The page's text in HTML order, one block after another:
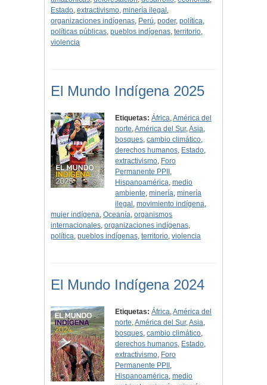
Estado, extractivismo, minería ilegal ,
organizaciones indígenas, Perú, poder, política,
políticas públicas, pueblos indígenas, territorio,
violencia
El Mundo Indígena 2025
Etiquetas: África,América del
norte,América del Sur,Asia,
bosques,cambio climático,
derechos humanos, Estado,
extractivismo, Foro
Permanente PPII ,
Hispanoamérica,medio
ambiente,minería,minería
ilegal ,movimiento indígena,
mujer indígena, Oceanía, organismos
internacionales, organizaciones indígenas,
política, pueblos indígenas, territorio, violencia
El Mundo Indígena 2024
Etiquetas: África,América del
norte,América del Sur,Asia,
bosques,cambio climático,
derechos humanos, Estado,
extractivismo, Foro
Permanente PPII ,
Hispanoamérica,medio